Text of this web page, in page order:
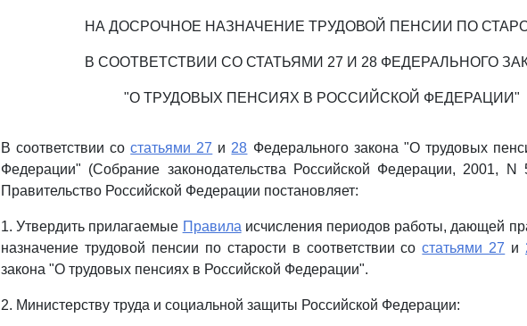
НА ДОСРОЧНОЕ НАЗНАЧЕНИЕ ТРУДОВОЙ ПЕНСИИ ПО
В СООТВЕТСТВИИ СО СТАТЬЯМИ 27 И 28 ФЕДЕРАЛЬНОГО
"О ТРУДОВЫХ ПЕНСИЯХ В РОССИЙСКОЙ ФЕДЕРАЦИИ"
В соответствии состатьями 27 и 28 Федерального закона "О трудовых
Федерации" (Собрание законодательства Российской Федерации, 2001, N
Правительство Российской Федерации постановляет:
1. Утвердить прилагаемые Правила исчисления периодов работы, дающей
назначение трудовой пенсии по старости в соответствии состатьями 27 и
закона "О трудовых пенсиях в Российской Федерации".
2. Министерству труда и социальной защиты Российской Федерации: